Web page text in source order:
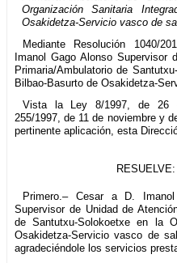
Organización Sanitaria
Osakidetza-Servicio vasco de
Mediante Resolución 1040/
Imanol Gago Alonso Supervisor
Primaria/Ambulatorio de
Bilbao-Basurto de Osakidetza-
Vista la Ley 8/1997, de 26
255/1997, de 11 de noviembre y
pertinente aplicación, esta
RESUELVE:
Primero.– Cesar a D.
Supervisor de Unidad de
de Santutxu-Solokoetxe en la
Osakidetza-Servicio vasco de
agradeciéndole los servicios